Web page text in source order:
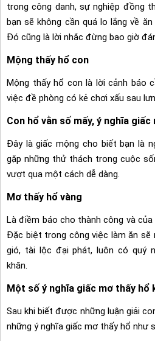
trong công danh, sự nghiệp đồng
bạn sẽ không cần quá lo lắng về
Đó cũng là lời nhắc đừng bao giờ
Mộng thấy hổ con
Mộng thấy hổ con là lời cảnh báo
việc đề phòng có kẻ chơi xấu sau
Con hổ vằn số mấy, ý nghĩa giấc
Đây là giấc mộng cho biết bạn là
gặp những thử thách trong cuộc
vượt qua một cách dễ dàng.
Mơ thấy hổ vàng
Là điềm báo cho thành công và của
Đặc biệt trong công việc làm ăn sẽ
gió, tài lộc đại phát, luôn có quý
khăn.
Một số ý nghĩa giấc mơ thấy hổ
Sau khi biết được những luận giải
những ý nghĩa giấc mơ thấy hổ như